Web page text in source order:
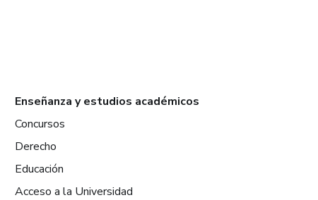
Enseñanza y estudios académicos
Concursos
Derecho
Educación
Acceso a la Universidad